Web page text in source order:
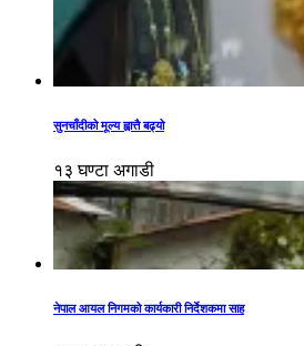
सुनचाँदीको मूल्य ह्वात्तै बढ्यो
१३ घण्टा अगाडी
नेपाल आयल निगमको कार्यकारी निर्देशकमा साह